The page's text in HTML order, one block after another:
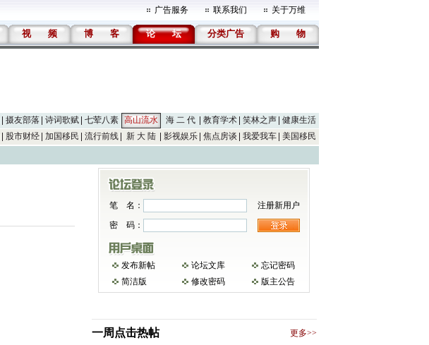
广告服务 联系我们 关于万维
视 频 博 客 论 坛 分类广告 购 物
摄友部落 诗词歌赋 七荤八素 高山流水 海 二 代 教育学术 笑林之声
健康生活
股市财经 加国移民 流行前线 新 大 陆 影视娱乐 焦点房谈 我爱我车 美国移民
笔 名：
注册新用户
密 码：
发布新帖 论坛文库
忘记密码
简洁版
修改密码 版主公告
一周点击热帖 更多>>